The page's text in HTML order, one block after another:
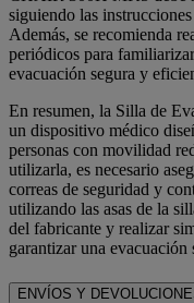
siguiendo las
Además, se recomienda
periódicos para
evacuación segura y
En resumen, la Silla de
un dispositivo médico
personas con movilidad
utilizarla, es necesario
correas de seguridad y
utilizando las asas de la
del fabricante y realizar
garantizar una evacuación
ENVÍOS Y